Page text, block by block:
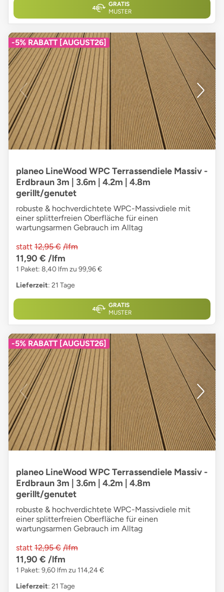
GRATIS
MUSTER
-5% RABATT [AUGUST26]
planeo LineWood WPC Terrassendiele Massiv -
Erdbraun 3m | 3.6m | 4.2m | 4.8m
gerillt/genutet
robuste & hochverdichtete WPC-Massivdiele mit
einer splitterfreien Oberfläche für einen
wartungsarmen Gebrauch im Alltag
statt 12,95 € /lfm
11,90 € /lfm
1 Paket: 8,40 lfm zu 99,96 €
Lieferzeit: 21 Tage
GRATIS
MUSTER
-5% RABATT [AUGUST26]
planeo LineWood WPC Terrassendiele Massiv -
Erdbraun 3m | 3.6m | 4.2m | 4.8m
gerillt/genutet
robuste & hochverdichtete WPC-Massivdiele mit
einer splitterfreien Oberfläche für einen
wartungsarmen Gebrauch im Alltag
statt 12,95 € /lfm
11,90 € /lfm
1 Paket: 9,60 lfm zu 114,24 €
Lieferzeit: 21 Tage